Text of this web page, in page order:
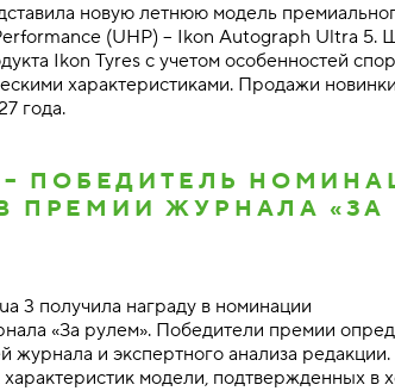
новую летнюю модель
(UHP) – Ikon Autograph Ultra 5.
Ikon Tyres с учетом особенностей
характеристиками. Продажи
года.
3 – ПОБЕДИТЕЛЬ
ПРЕМИИ ЖУРНАЛА «ЗА
3 получила награду в номинации
«За рулем». Победители премии
журнала и экспертного анализа
модели, подтвержденных в